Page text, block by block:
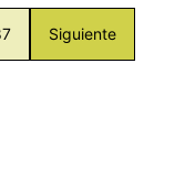
Siguiente